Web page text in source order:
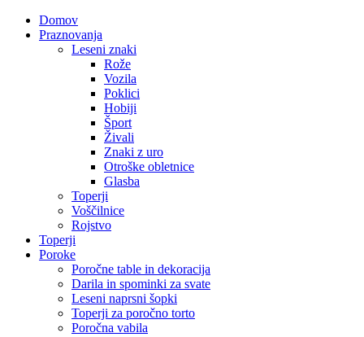
Domov
Praznovanja
Leseni znaki
Rože
Vozila
Poklici
Hobiji
Šport
Živali
Znaki z uro
Otroške obletnice
Glasba
Toperji
Voščilnice
Rojstvo
Toperji
Poroke
Poročne table in dekoracija
Darila in spominki za svate
Leseni naprsni šopki
Toperji za poročno torto
Poročna vabila